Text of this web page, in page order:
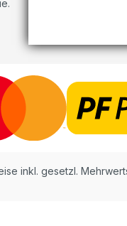
inkl. gesetzl.